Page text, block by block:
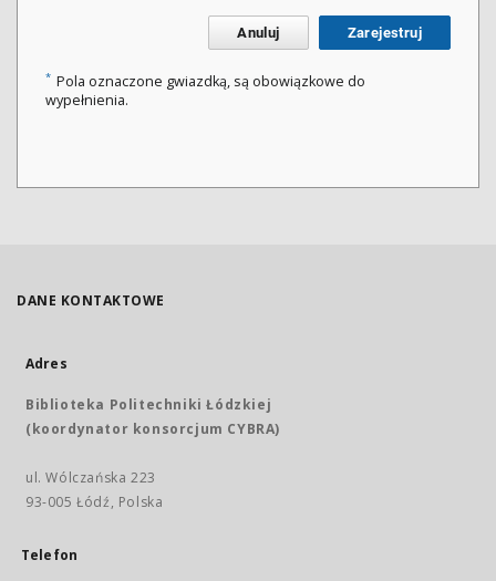
Anuluj Zarejestruj
* Pola oznaczone gwiazdką, są obowiązkowe do
wypełnienia.
DANE KONTAKTOWE
Adres
Biblioteka Politechniki Łódzkiej
(koordynator konsorcjum CYBRA)
ul. Wólczańska 223
93-005 Łódź, Polska
Telefon